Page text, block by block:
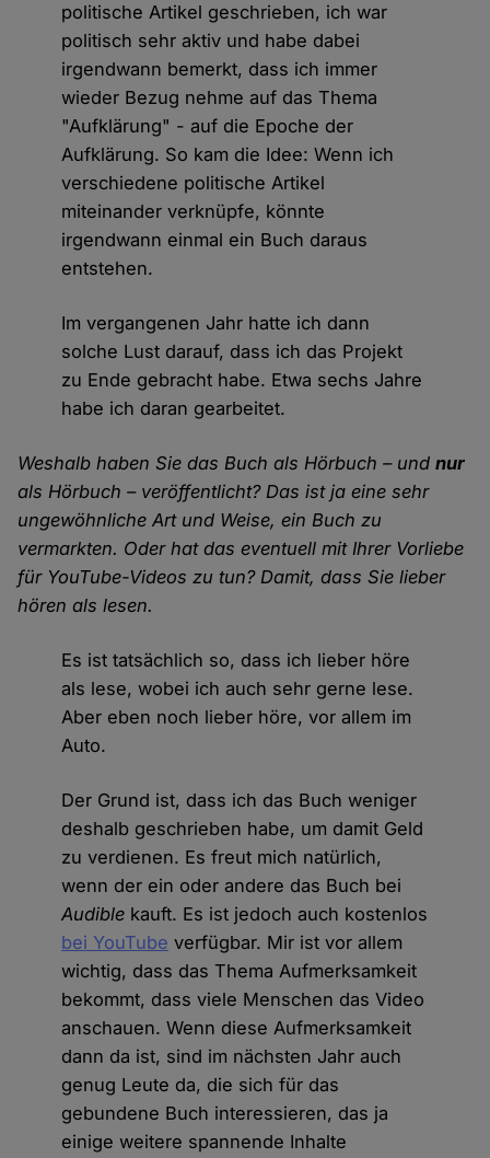
politische Artikel geschrieben, ich war
politisch sehr aktiv und habe dabei
irgendwann bemerkt, dass ich immer
wieder Bezug nehme auf das Thema
"Aufklärung" - auf die Epoche der
Aufklärung. So kam die Idee: Wenn ich
verschiedene politische Artikel
miteinander verknüpfe, könnte
irgendwann einmal ein Buch daraus
entstehen.
Im vergangenen Jahr hatte ich dann
solche Lust darauf, dass ich das Projekt
zu Ende gebracht habe. Etwa sechs Jahre
habe ich daran gearbeitet.
Weshalb haben Sie das Buch als Hörbuch – undnur
als Hörbuch – veröffentlicht? Das ist ja eine sehr
ungewöhnliche Art und Weise, ein Buch zu
vermarkten. Oder hat das eventuell mit Ihrer Vorliebe
für YouTube-Videos zu tun? Damit, dass Sie lieber
hören als lesen.
Es ist tatsächlich so, dass ich lieber höre
als lese, wobei ich auch sehr gerne lese.
Aber eben noch lieber höre, vor allem im
Auto.
Der Grund ist, dass ich das Buch weniger
deshalb geschrieben habe, um damit Geld
zu verdienen. Es freut mich natürlich,
wenn der ein oder andere das Buch bei
Audible kauft. Es ist jedoch auch kostenlos
bei YouTube verfügbar. Mir ist vor allem
wichtig, dass das Thema Aufmerksamkeit
bekommt, dass viele Menschen das Video
anschauen. Wenn diese Aufmerksamkeit
dann da ist, sind im nächsten Jahr auch
genug Leute da, die sich für das
gebundene Buch interessieren, das ja
einige weitere spannende Inhalte